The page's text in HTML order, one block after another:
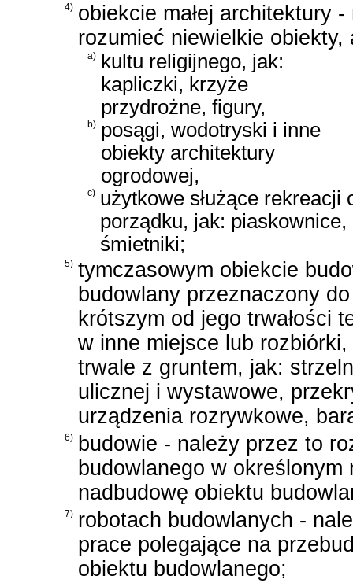
4) obiekcie małej architektury
rozumieć niewielkie
a) kultu religijnego, jak:
kapliczki, krzyże
przydrożne, figury,
b) posągi, wodotryski i inne
obiekty architektury
ogrodowej,
c) użytkowe służące
porządku, jak:
śmietniki;
5) tymczasowym obiekcie
budowlany przeznaczony
krótszym od jego trwałości
w inne miejsce lub
trwale z gruntem, jak:
ulicznej i wystawowe,
urządzenia rozrywkowe,
6)
budowie - należy przez to
budowlanego w
nadbudowę obiektu
7) robotach budowlanych -
prace polegające na
obiektu budowlanego;